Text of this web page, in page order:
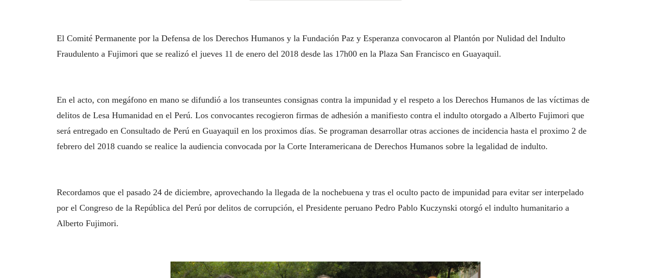
El Comité Permanente por la Defensa de los Derechos Humanos y la Fundación Paz y Esperanza convocaron al Plantón por Nulidad del Indulto
Fraudulento a Fujimori que se realizó el jueves 11 de enero del 2018 desde las 17h00 en la Plaza San Francisco en Guayaquil.
En el acto, con megáfono en mano se difundió a los transeuntes consignas contra la impunidad y el respeto a los Derechos Humanos de las víctimas de
delitos de Lesa Humanidad en el Perú. Los convocantes recogieron firmas de adhesión a manifiesto contra el indulto otorgado a Alberto Fujimori que
será entregado en Consultado de Perú en Guayaquil en los proximos días. Se programan desarrollar otras acciones de incidencia hasta el proximo 2 de
febrero del 2018 cuando se realice la audiencia convocada por la Corte Interamericana de Derechos Humanos sobre la legalidad de indulto.
Recordamos que el pasado 24 de diciembre, aprovechando la llegada de la nochebuena y tras el oculto pacto de impunidad para evitar ser interpelado
por el Congreso de la República del Perú por delitos de corrupción, el Presidente peruano Pedro Pablo Kuczynski otorgó el indulto humanitario a
Alberto Fujimori.